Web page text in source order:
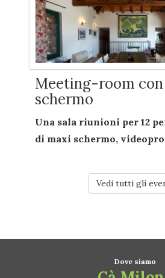
Meeting-room
schermo
Una sala riunioni per 12
di maxi schermo,
Vedi tutti gli
Dove siamo